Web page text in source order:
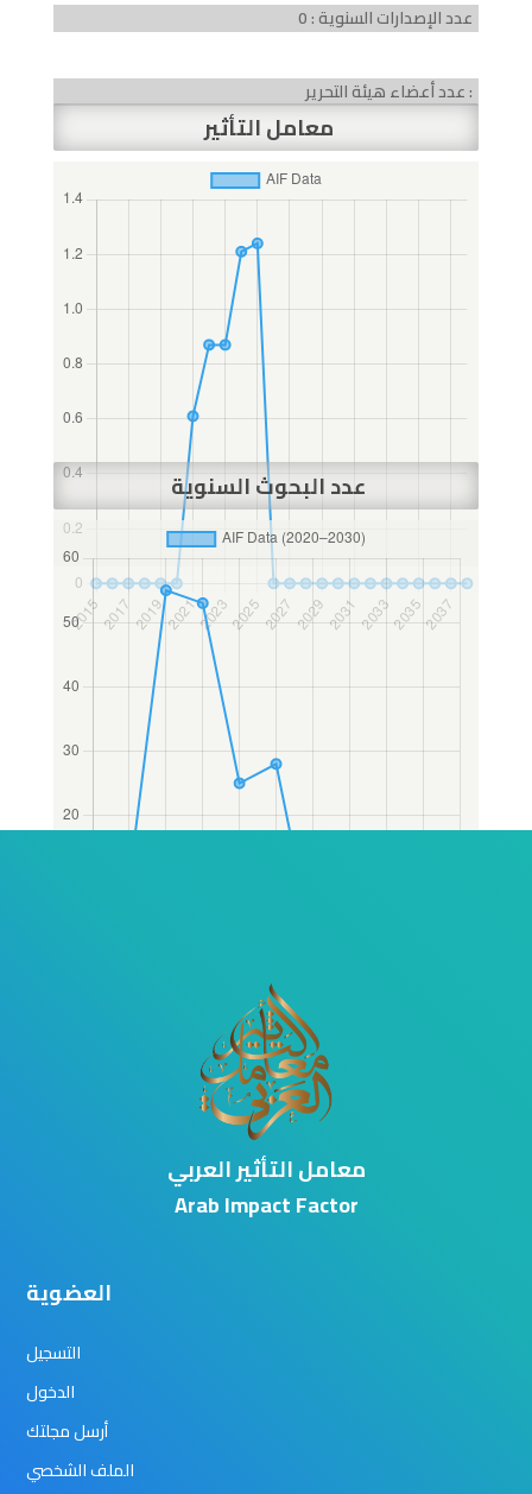
عدد الإصدارات السنوية : 0
عدد أعضاء هيئة التحرير :
معامل التأثير
عدد البحوث السنوية
معامل التأثير العربي
Arab Impact Factor
العضوية
التسجيل
الدخول
أرسل مجلتك
الملف الشخصي